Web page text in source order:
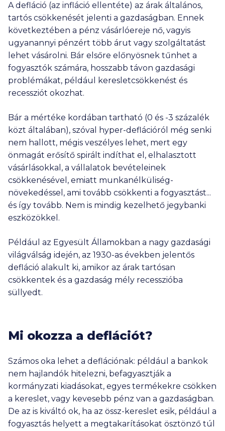
A defláció (az infláció ellentéte) az árak általános,
tartós csökkenését jelenti a gazdaságban. Ennek
következtében a pénz vásárlóereje nő, vagyis
ugyanannyi pénzért több árut vagy szolgáltatást
lehet vásárolni. Bár elsőre előnyösnek tűnhet a
fogyasztók számára, hosszabb távon gazdasági
problémákat, például keresletcsökkenést és
recessziót okozhat.
Bár a mértéke kordában tartható (0 és -3 százalék
közt általában), szóval hyper-deflációról még senki
nem hallott, mégis veszélyes lehet, mert egy
önmagát erősítő spirált indíthat el, elhalasztott
vásárlásokkal, a vállalatok bevételeinek
csökkenésével, emiatt munkanélküliség-
növekedéssel, ami tovább csökkenti a fogyasztást...
és így tovább. Nem is mindig kezelhető jegybanki
eszközökkel.
Például az Egyesült Államokban a nagy gazdasági
világválság idején, az 1930-as években jelentős
defláció alakult ki, amikor az árak tartósan
csökkentek és a gazdaság mély recesszióba
süllyedt.
Mi okozza a deflációt?
Számos oka lehet a deflációnak: például a bankok
nem hajlandók hitelezni, befagyasztják a
kormányzati kiadásokat, egyes termékekre csökken
a kereslet, vagy kevesebb pénz van a gazdaságban.
De az is kiváltó ok, ha az össz-kereslet esik, például a
fogyasztás helyett a megtakarításokat ösztönző túl